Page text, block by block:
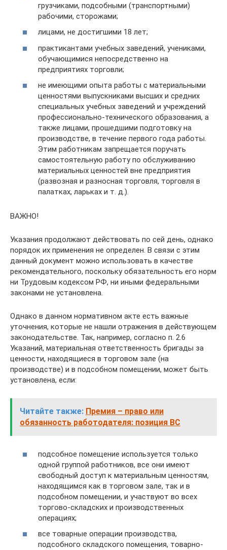
грузчиками, подсобными (транспортными)
рабочими, сторожами;
лицами, не достигшими 18 лет;
практикантами учебных заведений, учениками,
обучающимися непосредственно на
предприятиях торговли;
не имеющими опыта работы с материальными
ценностями выпускниками высших и средних
специальных учебных заведений и учреждений
профессионально-технического образования, а
также лицами, прошедшими подготовку на
производстве, в течение первого года работы.
Этим работникам запрещается поручать
самостоятельную работу по обслуживанию
материальных ценностей вне предприятия
(развозная и разносная торговля, торговля в
палатках, ларьках и т. д.).
ВАЖНО!
Указания продолжают действовать по сей день, однако
порядок их применения не определен. В связи с этим
данный документ можно использовать в качестве
рекомендательного, поскольку обязательность его норм
ни Трудовым кодексом РФ, ни иными федеральными
законами не установлена.
Однако в данном нормативном акте есть важные
уточнения, которые не нашли отражения в действующем
законодательстве. Так, например, согласно п. 2.6
Указаний, материальная ответственность бригады за
ценности, находящиеся в торговом зале (на
производстве) и в подсобном помещении, может быть
установлена, если:
Читайте также: Премия – право или
обязанность работодателя: позиция ВС
подсобное помещение используется только
одной группой работников, все они имеют
свободный доступ к материальным ценностям,
находящимся как в торговом зале, так и в
подсобном помещении, и участвуют во всех
торгово-складских и производственных
операциях;
все товарные операции производства,
подсобного складского помещения, товарно-